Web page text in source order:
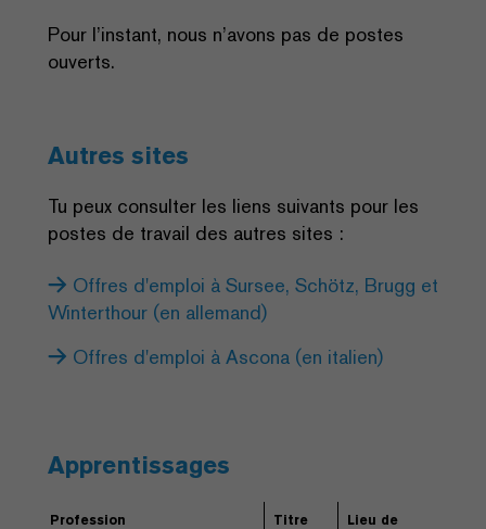
​Pour l’instant, nous n’avons pas de postes
ouverts.
Autres sites
Tu peux consulter les liens suivants pour les
postes de travail des autres sites :
Offres d'emploi à Sursee, Schötz, Brugg et
Winterthour (en allemand)
Offres d'emploi à Ascona (en italien)
Apprentissages
Profession
Titre
Lieu de